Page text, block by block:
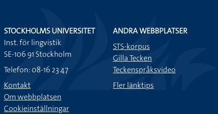
STOCKHOLMS UNIVERSITET
Inst. för lingvistik
SE-106 91 Stockholm
Telefon: 08-16 23 47
Kontakt
Om webbplatsen
Cookieinställningar
ANDRA WEBBPLATSER
STS-korpus
Gilla Tecken
Teckenspråksvideo
Fler länktips